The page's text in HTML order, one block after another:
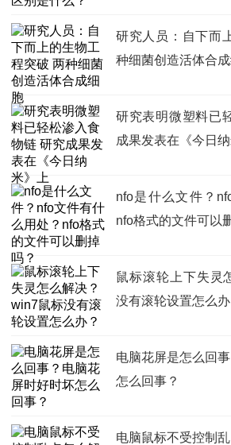
研究人员：自下而
种细菌创造活体合
研究表明微塑料已
成果发表在《今日
nfo是什么文件？
nfo格式的文件可以
鼠标滚轮上下失灵
没有滚轮设置怎么办
电脑花屏是怎么回
怎么回事？
电脑鼠标不受控制